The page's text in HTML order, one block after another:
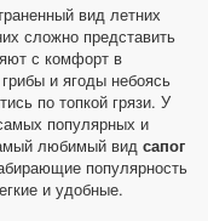
вид летних
сложно представить
с комфорт в
и ягоды небоясь
по топкой грязи. У
популярных и
любимый вид сапог
популярность
и удобные.